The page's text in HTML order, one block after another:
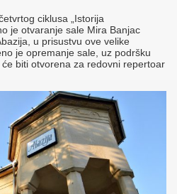
ciklusa „Istorija
je otvaranje sale Mira Banjac
u prisustvu ove velike
je opremanje sale, uz podršku
biti otvorena za redovni repertoar